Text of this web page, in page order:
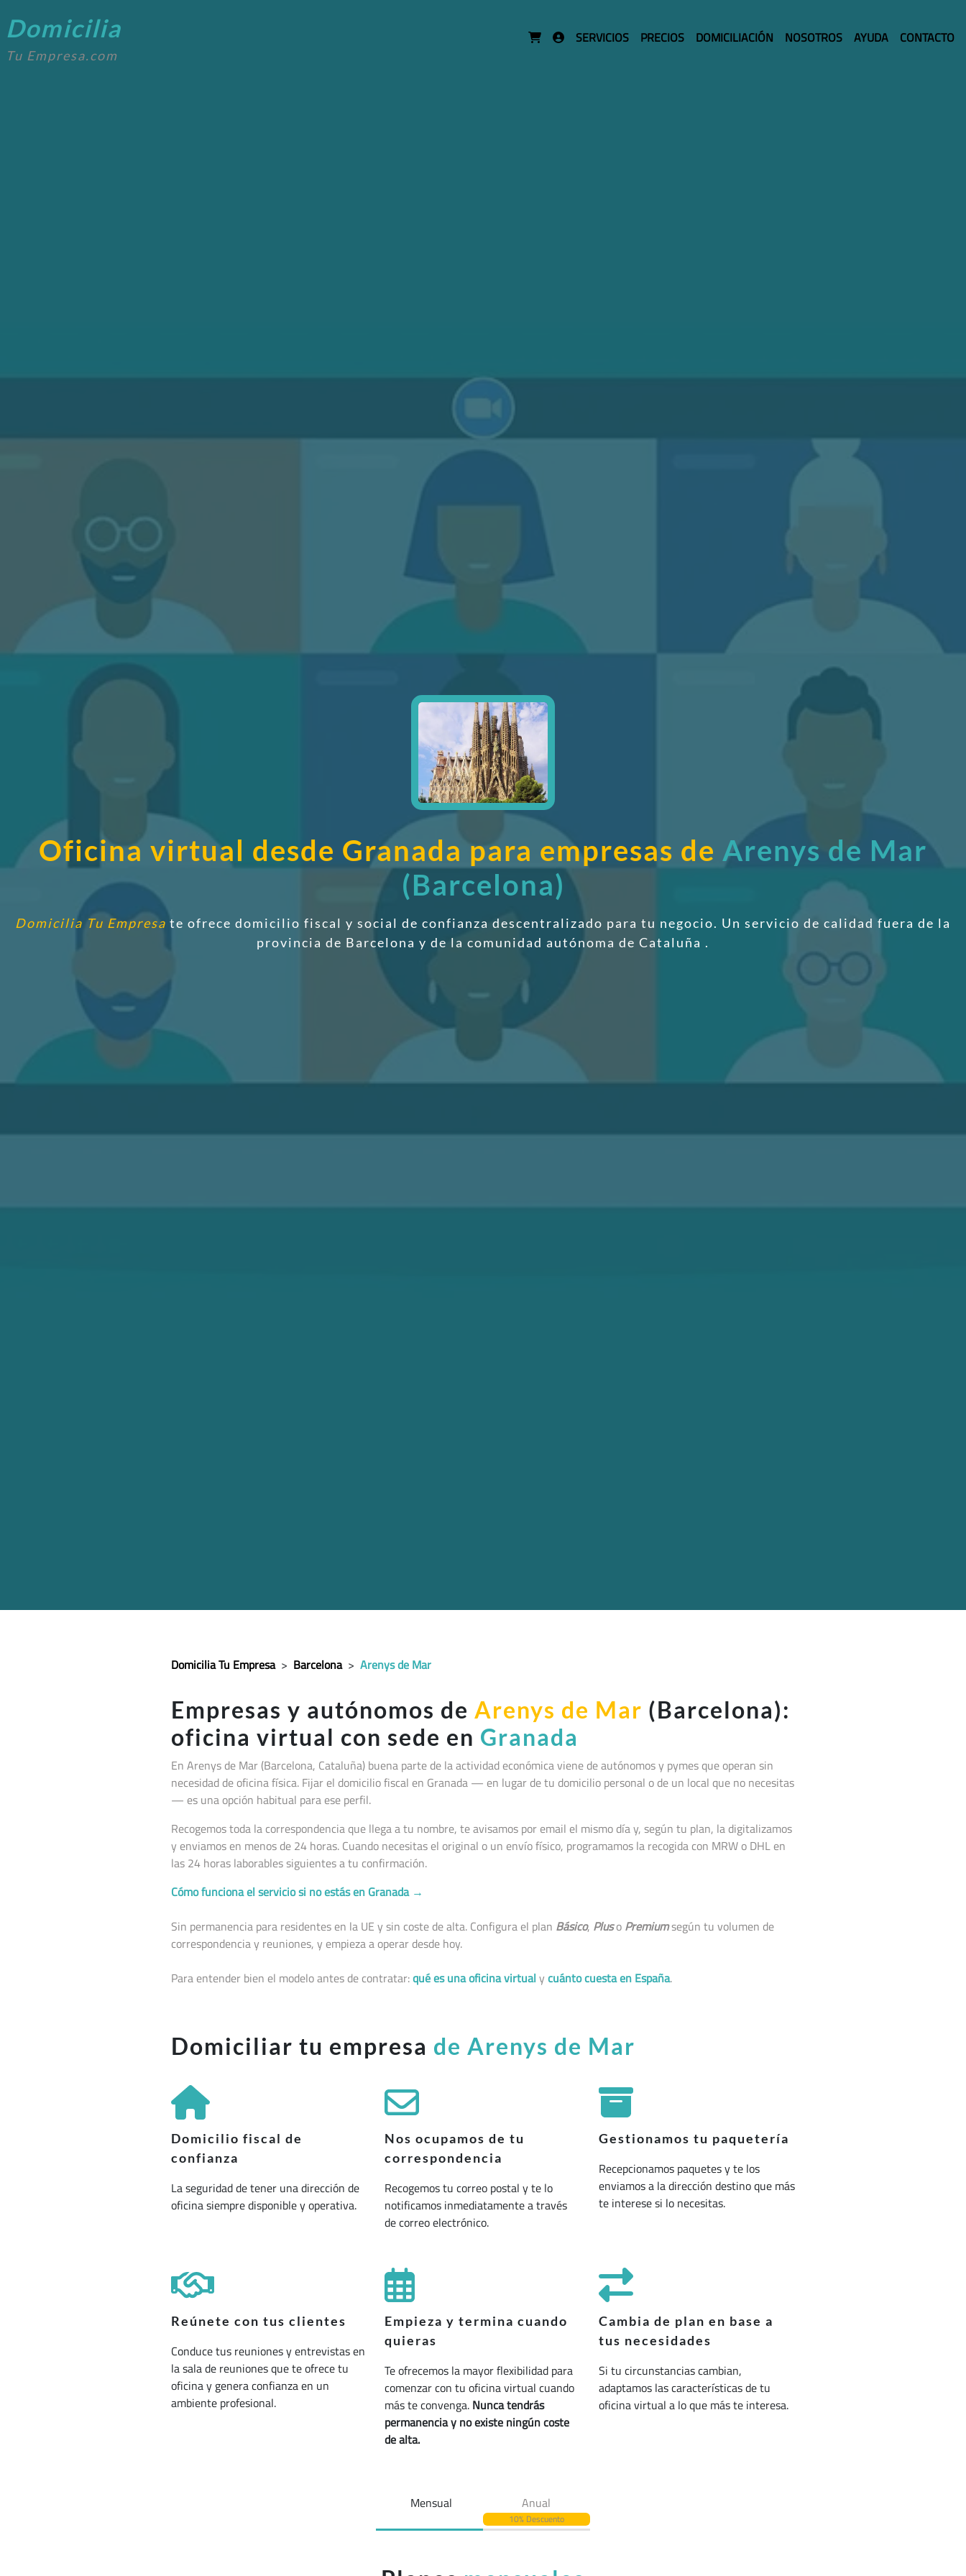
Domicilia
Tu Empresa.com
SERVICIOS PRECIOS DOMICILIACIÓN NOSOTROS AYUDA CONTACTO
Oficina virtual desde Granada para empresas de Arenys de Mar
(Barcelona)
Domicilia Tu Empresa te ofrece domicilio fiscal y social de confianza descentralizado para tu negocio. Un servicio de calidad fuera de la
provincia de Barcelona y de la comunidad autónoma de Cataluña .
Domicilia Tu Empresa > Barcelona > Arenys de Mar
Empresas y autónomos de Arenys de Mar (Barcelona):
oficina virtual con sede en Granada
En Arenys de Mar (Barcelona, Cataluña) buena parte de la actividad económica viene de autónomos y pymes que operan sin
necesidad de oficina física. Fijar el domicilio fiscal en Granada — en lugar de tu domicilio personal o de un local que no necesitas
— es una opción habitual para ese perfil.
Recogemos toda la correspondencia que llega a tu nombre, te avisamos por email el mismo día y, según tu plan, la digitalizamos
y enviamos en menos de 24 horas. Cuando necesitas el original o un envío físico, programamos la recogida con MRW o DHL en
las 24 horas laborables siguientes a tu confirmación.
Cómo funciona el servicio si no estás en Granada →
Sin permanencia para residentes en la UE y sin coste de alta. Configura el plan Básico, Pluso Premiumsegún tu volumen de
correspondencia y reuniones, y empieza a operar desde hoy.
Para entender bien el modelo antes de contratar:qué es una oficina virtual ycuánto cuesta en España.
Domiciliar tu empresa de Arenys de Mar
Domicilio fiscal de
confianza
La seguridad de tener una dirección de
oficina siempre disponible y operativa.
Nos ocupamos de tu
correspondencia
Recogemos tu correo postal y te lo
notificamos inmediatamente a través
de correo electrónico.
Gestionamos tu paquetería
Recepcionamos paquetes y te los
enviamos a la dirección destino que más
te interese si lo necesitas.
Reúnete con tus clientes
Conduce tus reuniones y entrevistas en
la sala de reuniones que te ofrece tu
oficina y genera confianza en un
ambiente profesional.
Empieza y termina cuando
quieras
Te ofrecemos la mayor flexibilidad para
comenzar con tu oficina virtual cuando
más te convenga. Nunca tendrás
permanencia y no existe ningún coste
de alta.
Cambia de plan en base a
tus necesidades
Si tu circunstancias cambian,
adaptamos las características de tu
oficina virtual a lo que más te interesa.
Mensual Anual
10% Descuento